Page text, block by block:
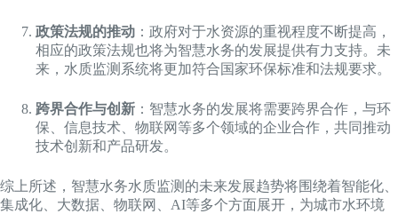
政策法规的推动 ：政府对于水资源的重视程度不断提高，
相应的政策法规也将为智慧水务的发展提供有力支持。未
来，水质监测系统将更加符合国家环保标准和法规要求。
跨界合作与创新 ：智慧水务的发展将需要跨界合作，与环
保、信息技术、物联网等多个领域的企业合作，共同推动
技术创新和产品研发。
综上所述，智慧水务水质监测的未来发展趋势将围绕着智能化、
集成化、大数据、物联网、AI等多个方面展开，为城市水环境